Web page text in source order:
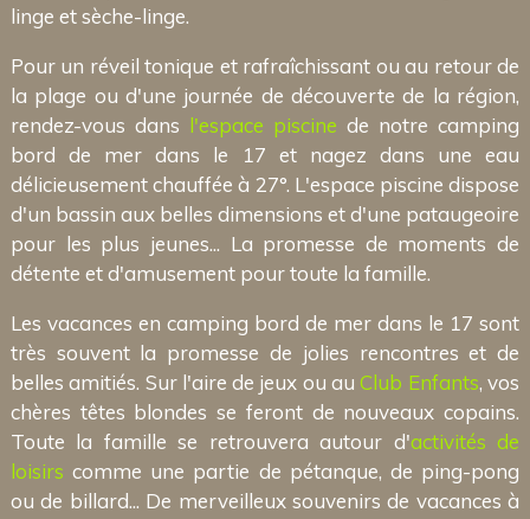
linge et sèche-linge.
Pour un réveil tonique et rafraîchissant ou au retour de
la plage ou d'une journée de découverte de la région,
rendez-vous dans l'espace piscine de notre camping
bord de mer dans le 17 et nagez dans une eau
délicieusement chauffée à 27°. L'espace piscine dispose
d'un bassin aux belles dimensions et d'une pataugeoire
pour les plus jeunes... La promesse de moments de
détente et d'amusement pour toute la famille.
Les vacances en camping bord de mer dans le 17 sont
très souvent la promesse de jolies rencontres et de
belles amitiés. Sur l'aire de jeux ou auClub Enfants, vos
chères têtes blondes se feront de nouveaux copains.
Toute la famille se retrouvera autour d'activités de
loisirs comme une partie de pétanque, de ping-pong
ou de billard... De merveilleux souvenirs de vacances à